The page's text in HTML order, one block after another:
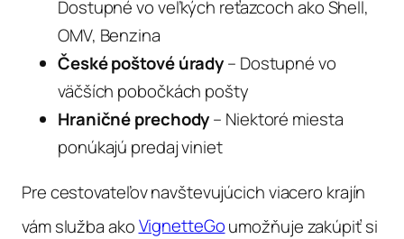
Dostupné vo veľkých reťazcoch ako Shell,
OMV, Benzina
České poštové úrady– Dostupné vo
väčších pobočkách pošty
Hraničné prechody– Niektoré miesta
ponúkajú predaj viniet
Pre cestovateľov navštevujúcich viacero krajín
vám služba akoVignetteGoumožňuje zakúpiť si